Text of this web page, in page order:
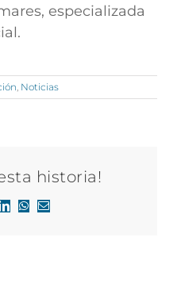
especializada
, Noticias
historia!
LinkedInWhatsApp
Correo